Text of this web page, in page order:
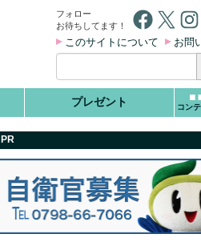
プレゼント コン
フォロー
お待ちしてます！
Facebook X Instagram
このサイトについて お問
索:
PR